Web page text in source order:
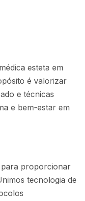
esteta em
é valorizar
e técnicas
e bem-estar em
proporcionar
tecnologia de